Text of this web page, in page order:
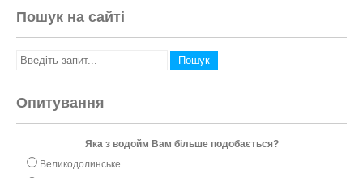
Пошук на сайті
Опитування
Яка з водойм Вам більше подобається?
Великодолинське